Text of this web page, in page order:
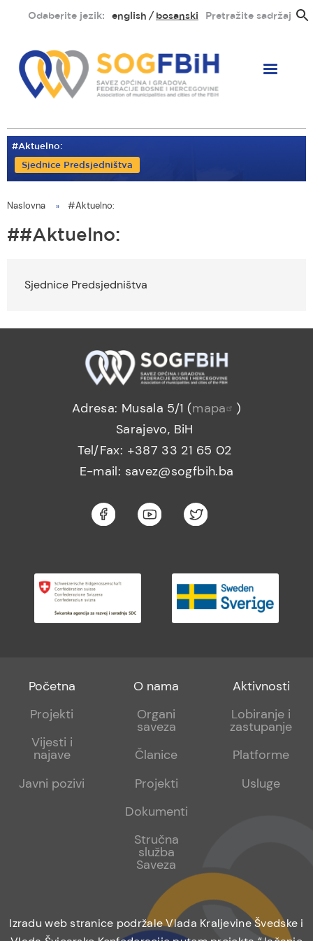
sadržaj
Odaberite jezik: english bosanski Pretražite sadržaj
#Aktuelno:
Sjednice Predsjedništva
You
are
Naslovna #Aktuelno:
#Aktuelno:
Sjednice Predsjedništva
Adresa: Musala 5/1 (mapa
)
Sarajevo, BiH
Tel/Fax: +387 33 21 65 02
E-mail: savez@sogfbih.ba
Footer
menu
Početna
Projekti
Vijesti i
najave
Javni pozivi
Footer
sub
O nama
Organi
saveza
Članice
Projekti
Dokumenti
Stručna
služba
Saveza
Footer
sub
Aktivnosti
Lobiranje i
zastupanje
Platforme
Usluge
Izradu web stranice podržale Vlada Kraljevine Švedske i